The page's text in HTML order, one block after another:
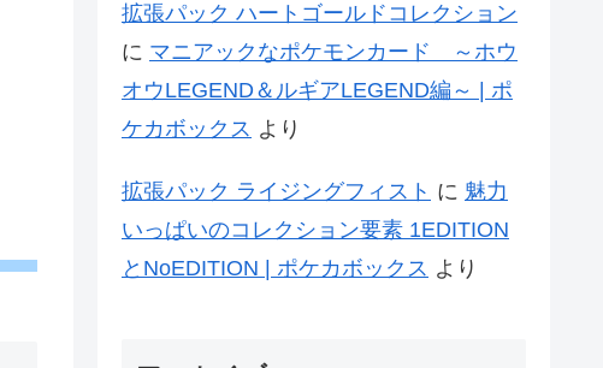
拡張パック ハートゴールドコレクション
に マニアックなポケモンカード ～ホウ
オウLEGEND＆ルギアLEGEND編～ | ポ
ケカボックス より
拡張パック ライジングフィスト に 魅力
いっぱいのコレクション要素 1EDITION
とNoEDITION | ポケカボックス より